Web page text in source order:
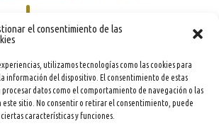
el consentimiento de las
utilizamos tecnologías como las cookies para
información del dispositivo. El consentimiento de estas
datos como el comportamiento de navegación o las
sitio. No consentir o retirar el consentimiento, puede
características y funciones.
· Tel. (+34) 957 040 774 ·Aviso legal·Política de Cookies·Política de
·Condiciones generales de contratación